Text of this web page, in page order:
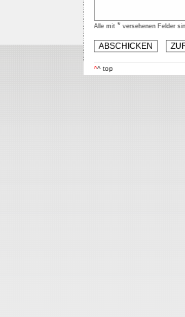
Alle mit * versehenen Felder
^^ top